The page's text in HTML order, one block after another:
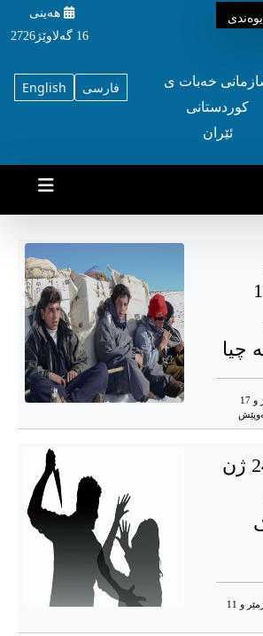
هه‌ینی
16 گه‌لاوێژ2726
English فارسی
خه‌بات ی
کوردستانی
ئێران
15
چیا
7 ساڵ و 4 مانگ و 25 ڕۆژ و 17
کوژرانی 24 ژن
7 ساڵ و 5 مانگ و 17 کاتژمێر و 11